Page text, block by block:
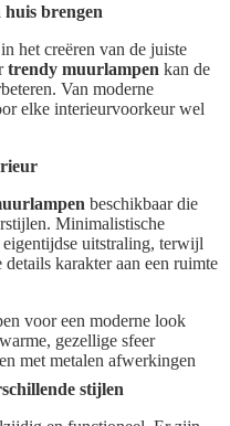
brengen
het creëren van de juiste
trendy muurlampen kan de
Van moderne
elke interieurvoorkeur wel
beschikbaar die
Minimalistische
uitstraling, terwijl
karakter aan een ruimte
voor een moderne look
gezellige sfeer
met metalen afwerkingen
stijlen